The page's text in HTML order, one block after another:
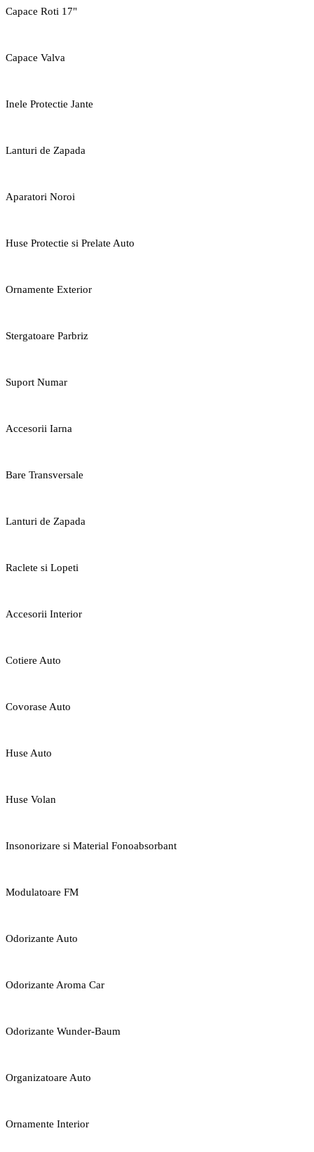
Capace Roti 17"
Capace Valva
Inele Protectie Jante
Lanturi de Zapada
Aparatori Noroi
Huse Protectie si Prelate Auto
Ornamente Exterior
Stergatoare Parbriz
Suport Numar
Accesorii Iarna
Bare Transversale
Lanturi de Zapada
Raclete si Lopeti
Accesorii Interior
Cotiere Auto
Covorase Auto
Huse Auto
Huse Volan
Insonorizare si Material Fonoabsorbant
Modulatoare FM
Odorizante Auto
Odorizante Aroma Car
Odorizante Wunder-Baum
Organizatoare Auto
Ornamente Interior